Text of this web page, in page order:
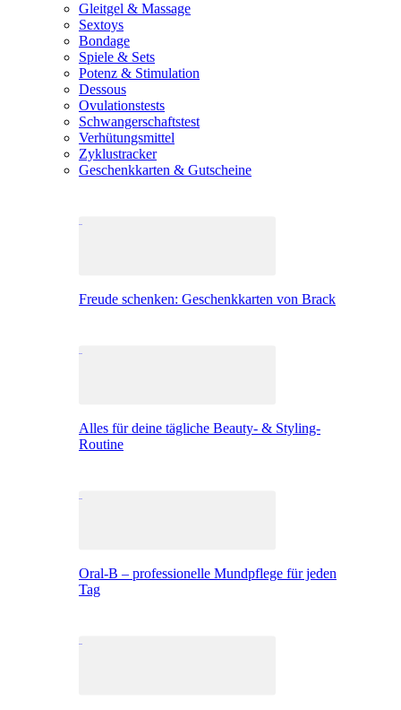
Gleitgel & Massage
Sextoys
Bondage
Spiele & Sets
Potenz & Stimulation
Dessous
Ovulationstests
Schwangerschaftstest
Verhütungsmittel
Zyklustracker
Geschenkkarten & Gutscheine
Freude schenken: Geschenkkarten von Brack
Alles für deine tägliche Beauty- & Styling-
Routine
Oral-B – professionelle Mundpflege für jeden
Tag